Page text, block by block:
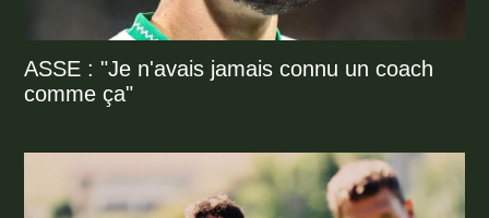
ASSE : "Je n'avais jamais connu un coach
comme ça"